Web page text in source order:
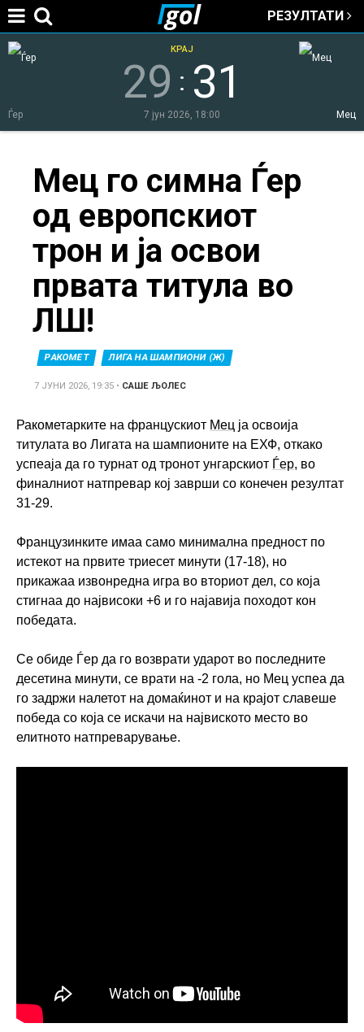
Jump to navigation
РЕЗУЛТАТИ
Ѓер Мец
29 : 31
КРАЈ
7 јун 2026, 18:00
here
Мец го симна Ѓер
од европскиот
трон и ја освои
првата титула во
ЛШ!
РАКОМЕТ ЛИГА НА ШАМПИОНИ (Ж)
7 ЈУНИ 2026, 19:35 • САШЕ ЉОЛЕС
Ракометарките на францускиот Мец ја освоија
титулата во Лигата на шампионите на ЕХФ, откако
успеаја да го турнат од тронот унгарскиот Ѓер, во
финалниот натпревар кој заврши со конечен резултат
31-29.
Французинките имаа само минимална предност по
истекот на првите триесет минути (17-18), но
прикажаа извонредна игра во вториот дел, со која
стигнаа до највисоки +6 и го најавија походот кон
победата.
Се обиде Ѓер да го возврати ударот во последните
десетина минути, се врати на -2 гола, но Мец успеа да
го задржи налетот на домаќинот и на крајот славеше
победа со која се искачи на највиското место во
елитното натпреварување.